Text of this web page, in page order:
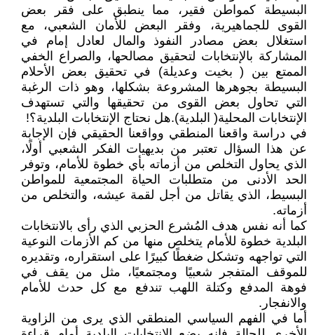
البسيطة كمواطن فقير، مما ينطبق على فقر بعض
القوى للجماهيرية، وفقر البعض للأمان الشعبي، مع
استغلال بعض مصادر النفوذ والمال لعادل إمام في
المشاركة بالإنتخابات لتحقيق مصالحها، والصراع الخفي
الممتع بين ( بخيت وعديلة) في تحقيق بعض الأحلام
البسيطة بجوهرها المشروعة بشكلها، وهو ذات الرغبة
التي تحاول بعض القوى من تحقيقها والتي تستهدف
الإنتخابات المحلية( البلدية).هل نحتاج الإنتخابات البلدية؟!
في دراسة واقعنا المنطقي وواقعنا الحقيقي فإن الإجابة
عن هذا السؤال تعتبر من بديهيات الفكر الشعبي أولًا،
الذي يحاول التخلص من أزماته بأي خطوة للأمام، وتوفر
الحد الأدنى من متطلبات الحياة المجتمعية للمواطن
البسيط، الذي يقاتل من أجل لقمة عيشه، والتخلص من
أزماته.
كما أنه نفس هدف المُشرع الحزبي الذي رأى بالانتخابات
البلدية خطوة للأمام يتخلص منها من كم الأزمات النوعية
التي تواجهه وتشكل ضغطًا كبيرًا على استقراره، وتقديره
للموقف المتفجر شعبيًا ومجتمعيًا، مثل من يقف في
فوهة المدفع وكتلة اللهب تندفع مع كل حدث للأمام
والانفجار.
أما في الفهم السياسي المنطقي الذي يرى من الزاوية